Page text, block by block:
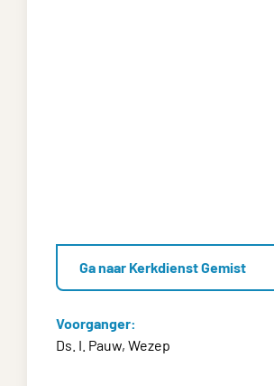
Ga naar Kerkdienst Gemist
Voorganger:
Ds. I. Pauw, Wezep